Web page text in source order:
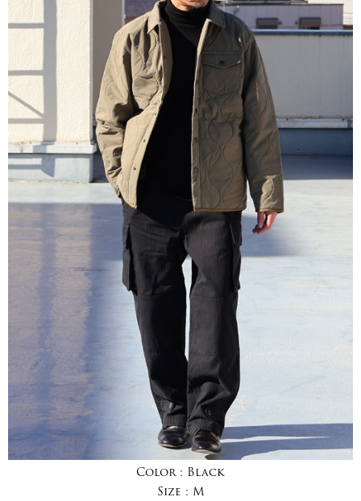
Color : Black
Size : M